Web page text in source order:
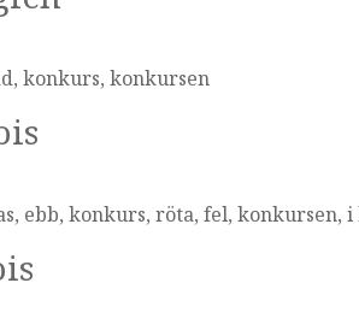
konkurs, konkursen
ebb, konkurs, röta, fel, konkursen,